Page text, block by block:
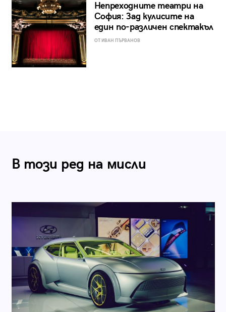
Непреходните театри на
София: Зад кулисите на
един по-различен спектакъл
ОТ ИВАН ПЪРВАНОВ
В този ред на мисли